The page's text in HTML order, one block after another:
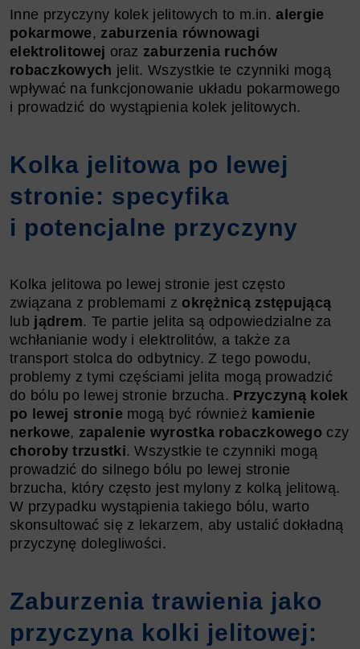
Inne przyczyny kolek jelitowych to m.in.alergie
pokarmowe, zaburzenia równowagi
elektrolitowej oraz zaburzenia ruchów
robaczkowych jelit. Wszystkie te czynniki mogą
wpływać na funkcjonowanie układu pokarmowego
i prowadzić do wystąpienia kolek jelitowych.
Kolka jelitowa po lewej
stronie: specyfika
i potencjalne przyczyny
Kolka jelitowa po lewej stronie jest często
związana z problemami z okrężnicą zstępującą
lub jądrem. Te partie jelita są odpowiedzialne za
wchłanianie wody i elektrolitów, a także za
transport stolca do odbytnicy. Z tego powodu,
problemy z tymi częściami jelita mogą prowadzić
do bólu po lewej stronie brzucha. Przyczyną kolek
po lewej stroniemogą być również kamienie
nerkowe, zapalenie wyrostka robaczkowego czy
choroby trzustki. Wszystkie te czynniki mogą
prowadzić do silnego bólu po lewej stronie
brzucha, który często jest mylony z kolką jelitową.
W przypadku wystąpienia takiego bólu, warto
skonsultować się z lekarzem, aby ustalić dokładną
przyczynę dolegliwości.
Zaburzenia trawienia jako
przyczyna kolki jelitowej: